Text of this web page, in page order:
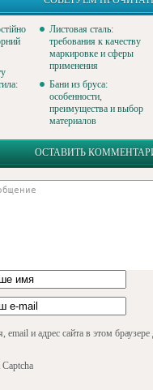
Листовая сталь:
требования к качеству
маркировке и сферы
применения
Бани из бруса:
особенности,
преимущества и выбор
материалов
ОСТАВИТЬ
email и адрес сайта в этом